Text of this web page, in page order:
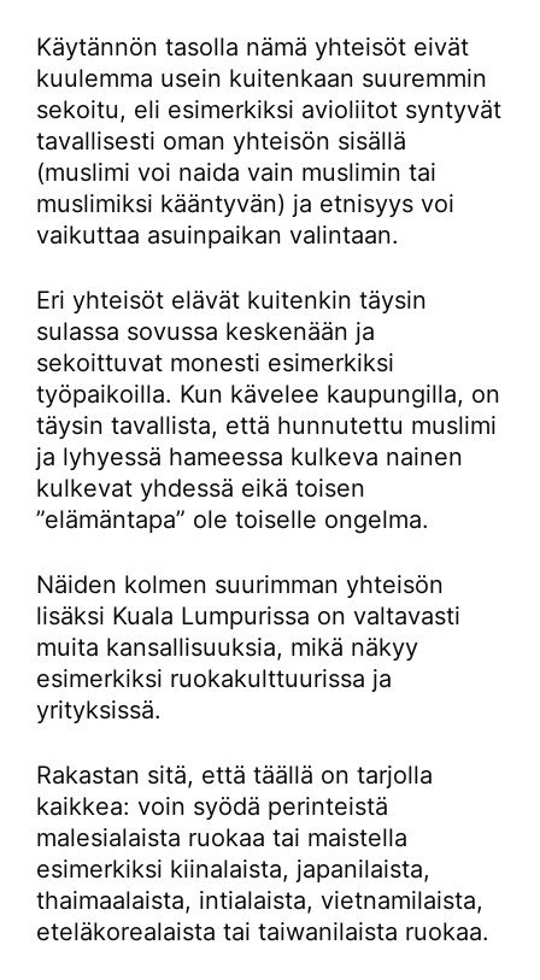
Käytännön tasolla nämä yhteisöt eivät
kuulemma usein kuitenkaan suuremmin
sekoitu, eli esimerkiksi avioliitot syntyvät
tavallisesti oman yhteisön sisällä
(muslimi voi naida vain muslimin tai
muslimiksi kääntyvän) ja etnisyys voi
vaikuttaa asuinpaikan valintaan.
Eri yhteisöt elävät kuitenkin täysin
sulassa sovussa keskenään ja
sekoittuvat monesti esimerkiksi
työpaikoilla. Kun kävelee kaupungilla, on
täysin tavallista, että hunnutettu muslimi
ja lyhyessä hameessa kulkeva nainen
kulkevat yhdessä eikä toisen
”elämäntapa” ole toiselle ongelma.
Näiden kolmen suurimman yhteisön
lisäksi Kuala Lumpurissa on valtavasti
muita kansallisuuksia, mikä näkyy
esimerkiksi ruokakulttuurissa ja
yrityksissä.
Rakastan sitä, että täällä on tarjolla
kaikkea: voin syödä perinteistä
malesialaista ruokaa tai maistella
esimerkiksi kiinalaista, japanilaista,
thaimaalaista, intialaista, vietnamilaista,
eteläkorealaista tai taiwanilaista ruokaa.